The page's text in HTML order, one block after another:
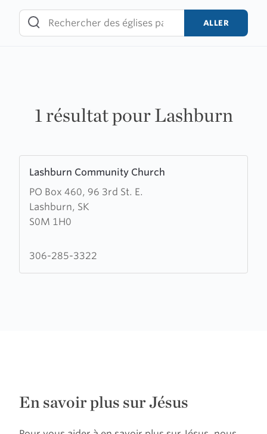
content
ALLER
1 résultat pour Lashburn
Lashburn Community Church
PO Box 460, 96 3rd St. E.
Lashburn, SK
S0M 1H0
more
about
Lashburn
Community
306-285-3322
En savoir plus sur Jésus